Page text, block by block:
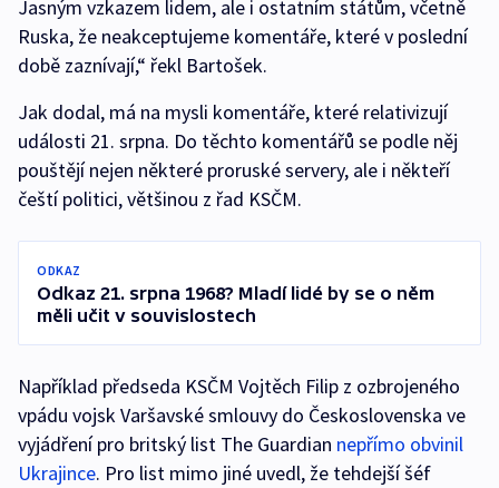
Jasným vzkazem lidem, ale i ostatním státům, včetně
Ruska, že neakceptujeme komentáře, které v poslední
době zaznívají,“ řekl Bartošek.
Jak dodal, má na mysli komentáře, které relativizují
události 21. srpna. Do těchto komentářů se podle něj
pouštějí nejen některé proruské servery, ale i někteří
čeští politici, většinou z řad KSČM.
ODKAZ
Odkaz 21. srpna 1968? Mladí lidé by se o něm
měli učit v souvislostech
Například předseda KSČM Vojtěch Filip z ozbrojeného
vpádu vojsk Varšavské smlouvy do Československa ve
vyjádření pro britský list The Guardian nepřímo obvinil
Ukrajince. Pro list mimo jiné uvedl, že tehdejší šéf